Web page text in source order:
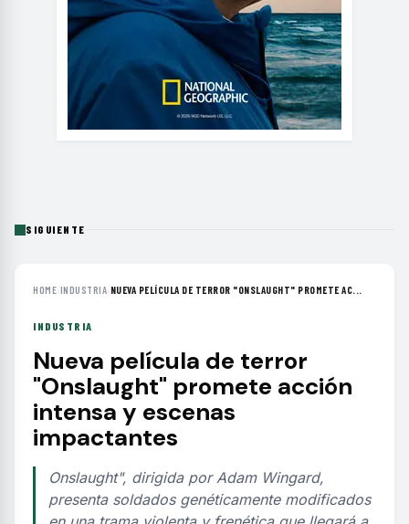
SIGUIENTE
HOME›INDUSTRIA› NUEVA PELÍCULA DE TERROR "ONSLAUGHT" PROMETE AC...
INDUSTRIA
Nueva película de terror
"Onslaught" promete acción
intensa y escenas
impactantes
Onslaught", dirigida por Adam Wingard,
presenta soldados genéticamente modificados